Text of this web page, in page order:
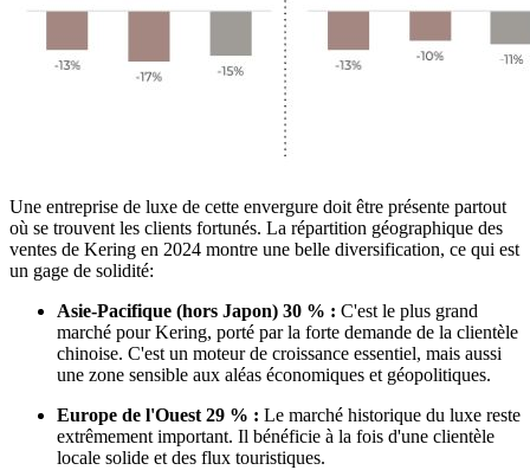
Une entreprise de luxe de cette envergure doit être présente partout
où se trouvent les clients fortunés. La répartition géographique des
ventes de Kering en 2024 montre une belle diversification, ce qui est
un gage de solidité:
Asie-Pacifique (hors Japon) 30 % : C'est le plus grand
marché pour Kering, porté par la forte demande de la clientèle
chinoise. C'est un moteur de croissance essentiel, mais aussi
une zone sensible aux aléas économiques et géopolitiques.
Europe de l'Ouest 29 % : Le marché historique du luxe reste
extrêmement important. Il bénéficie à la fois d'une clientèle
locale solide et des flux touristiques.